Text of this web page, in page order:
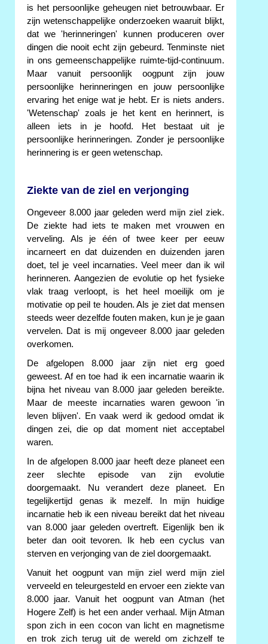
is het persoonlijke geheugen niet betrouwbaar. Er
zijn wetenschappelijke onderzoeken waaruit blijkt,
dat we 'herinneringen' kunnen produceren over
dingen die nooit echt zijn gebeurd. Tenminste niet
in ons gemeenschappelijke ruimte-tijd-continuum.
Maar vanuit persoonlijk oogpunt zijn jouw
persoonlijke herinneringen en jouw persoonlijke
ervaring het enige wat je hebt. Er is niets anders.
'Wetenschap' zoals je het kent en herinnert, is
alleen iets in je hoofd. Het bestaat uit je
persoonlijke herinneringen. Zonder je persoonlijke
herinnering is er geen wetenschap.
Ziekte van de ziel en verjonging
Ongeveer 8.000 jaar geleden werd mijn ziel ziek.
De ziekte had iets te maken met vrouwen en
verveling. Als je één of twee keer per eeuw
incarneert en dat duizenden en duizenden jaren
doet, tel je veel incarnaties. Veel meer dan ik wil
herinneren. Aangezien de evolutie op het fysieke
vlak traag verloopt, is het heel moeilijk om je
motivatie op peil te houden. Als je ziet dat mensen
steeds weer dezelfde fouten maken, kun je je gaan
vervelen. Dat is mij ongeveer 8.000 jaar geleden
overkomen.
De afgelopen 8.000 jaar zijn niet erg goed
geweest. Af en toe had ik een incarnatie waarin ik
bijna het niveau van 8.000 jaar geleden bereikte.
Maar de meeste incarnaties waren gewoon 'in
leven blijven'. En vaak werd ik gedood omdat ik
dingen zei, die op dat moment niet acceptabel
waren.
In de afgelopen 8.000 jaar heeft deze planeet een
zeer slechte episode van zijn evolutie
doorgemaakt. Nu verandert deze planeet. En
tegelijkertijd genas ik mezelf. In mijn huidige
incarnatie heb ik een niveau bereikt dat het niveau
van 8.000 jaar geleden overtreft. Eigenlijk ben ik
beter dan ooit tevoren. Ik heb een cyclus van
sterven en verjonging van de ziel doorgemaakt.
Vanuit het oogpunt van mijn ziel werd mijn ziel
verveeld en teleurgesteld en ervoer een ziekte van
8.000 jaar. Vanuit het oogpunt van Atman (het
Hogere Zelf) is het een ander verhaal. Mijn Atman
spon zich in een cocon van licht en magnetisme
en trok zich terug uit de wereld om zichzelf te